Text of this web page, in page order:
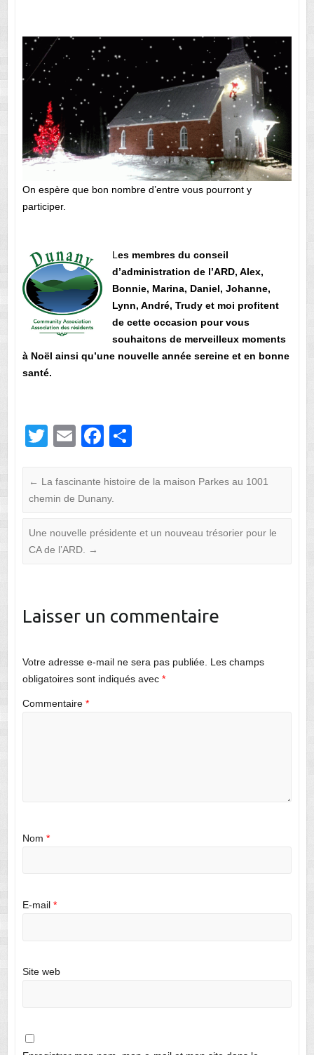
On espère que bon nombre d’entre vous pourront y
participer.
L es membres du conseil
d’administration de l’ARD, Alex,
Bonnie, Marina, Daniel, Johanne,
Lynn, André, Trudy et moi profitent
de cette occasion pour vous
souhaitons de merveilleux moments
à Noël ainsi qu’une nouvelle année sereine et en bonne
santé.
T
tt
er
E
ail
F
c
e
b
ta
er
← La fascinante histoire de la maison Parkes au 1001
chemin de Dunany.
Une nouvelle présidente et un nouveau trésorier pour le
CA de l’ARD.
→
Laisser un commentaire
Votre adresse e-mail ne sera pas publiée. Les champs
obligatoires sont indiqués avec *
Commentaire *
Nom *
E-mail *
Site web